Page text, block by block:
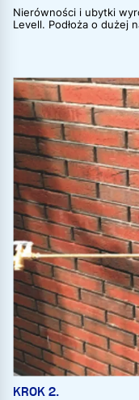
Nierówności i ubytki
Levell. Podłoża o dużej
KROK 2.